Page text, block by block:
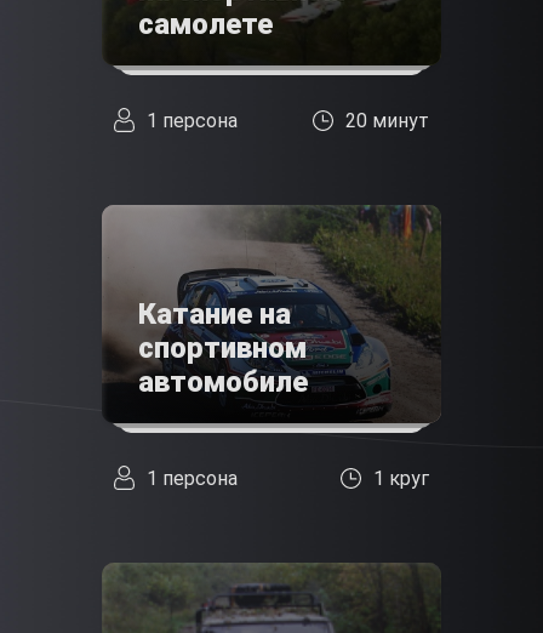
самолете
1 персона 20 минут
Катание на
спортивном
автомобиле
1 персона 1 круг